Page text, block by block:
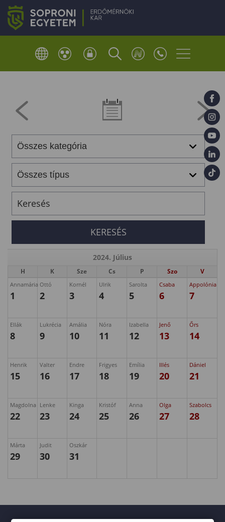
2024. Július
H K Sze Cs P Szo V
Annamária
1
Ottó
2
Kornél
3
Ulrik
4
Sarolta
5
Csaba
6
Appolónia
7
Ellák
8
Lukrécia
9
Amália
10
Nóra
11
Izabella
12
Jenő
13
Őrs
14
Henrik
15
Valter
16
Endre
17
Frigyes
18
Emília
19
Illés
20
Dániel
21
Magdolna
22
Lenke
23
Kinga
24
Kristóf
25
Anna
26
Olga
27
Szabolcs
28
Márta
29
Judit
30
Oszkár
31